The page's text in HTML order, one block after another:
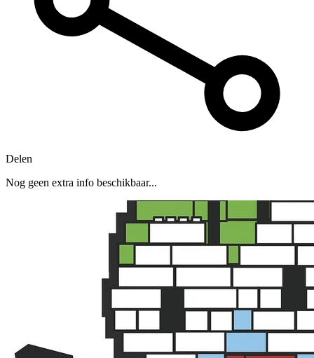
Delen
Nog geen extra info beschikbaar...